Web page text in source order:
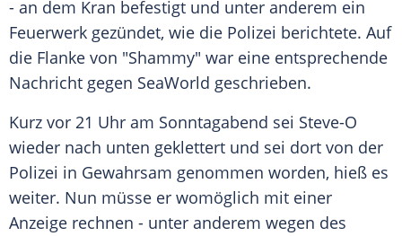
- an dem Kran befestigt und unter anderem ein
Feuerwerk gezündet, wie die Polizei berichtete. Auf
die Flanke von "Shammy" war eine entsprechende
Nachricht gegen SeaWorld geschrieben.
Kurz vor 21 Uhr am Sonntagabend sei Steve-O
wieder nach unten geklettert und sei dort von der
Polizei in Gewahrsam genommen worden, hieß es
weiter. Nun müsse er womöglich mit einer
Anzeige rechnen - unter anderem wegen des